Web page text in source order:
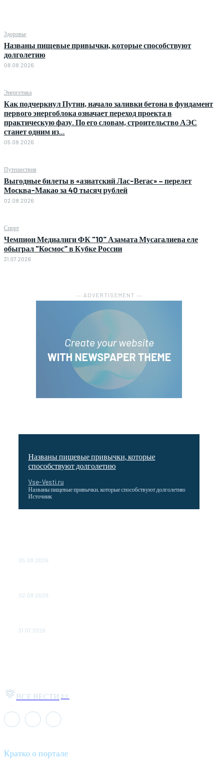
Здоровье
Названы пищевые привычки, которые способствуют
долголетию
08.08.2026
Энергетика
Как подчеркнул Путин, начало заливки бетона в фундамент
первого энергоблока означает переход проекта в
практическую фазу. По его словам, строительство АЭС
станет одним из...
05.08.2026
Путешествия
Выгодные билеты в «азиатский Лас-Вегас» – перелет
Москва-Макао за 40 тысяч рублей
02.08.2026
Спорт
Чемпион Медиалиги ФК "10" Азамата Мусагалиева еле
обыграл "Космос" в Кубке России
31.07.2026
― ADVERTISEMENT ―
Названы пищевые привычки, которые
способствуют долголетию
Vse-Vesti.ru
Названы пищевые привычки, которые способствуют долголетию
Источник
05.08.2026
02.08.2026
31.07.2026
ВСЕ ВЕСТИ РУ
Кратко о портале